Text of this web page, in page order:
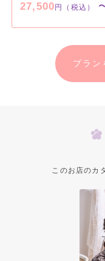
27,500 円（税込）
プラ
このお店のカ